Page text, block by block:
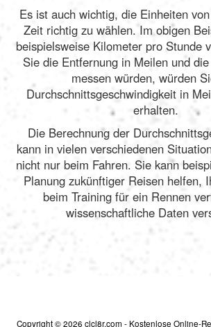
Es ist auch wichtig, die Einheiten
Zeit richtig zu wählen. Im obigen
beispielsweise Kilometer pro Stunde
Sie die Entfernung in Meilen und
messen würden, würden
Durchschnittsgeschwindigkeit in
erhalten.
Die Berechnung der
kann in vielen verschiedenen
nicht nur beim Fahren. Sie kann
Planung zukünftiger Reisen helfen,
beim Training für ein Rennen
wissenschaftliche Daten
Copyright © 2026 clcl8r.com - Kostenlose Online-